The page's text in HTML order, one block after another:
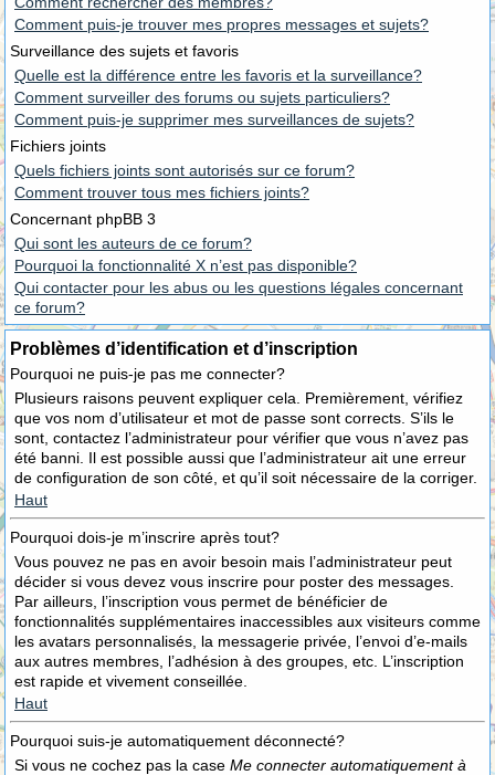
Comment puis-je trouver mes propres messages et sujets?
Surveillance des sujets et favoris
Quelle est la différence entre les favoris et la surveillance?
Comment surveiller des forums ou sujets particuliers?
Comment puis-je supprimer mes surveillances de sujets?
Fichiers joints
Quels fichiers joints sont autorisés sur ce forum?
Comment trouver tous mes fichiers joints?
Concernant phpBB 3
Qui sont les auteurs de ce forum?
Pourquoi la fonctionnalité X n’est pas disponible?
Qui contacter pour les abus ou les questions légales concernant
ce forum?
Problèmes d’identification et d’inscription
Pourquoi ne puis-je pas me connecter?
Plusieurs raisons peuvent expliquer cela. Premièrement, vérifiez
que vos nom d’utilisateur et mot de passe sont corrects. S’ils le
sont, contactez l’administrateur pour vérifier que vous n’avez pas
été banni. Il est possible aussi que l’administrateur ait une erreur
de configuration de son côté, et qu’il soit nécessaire de la corriger.
Haut
Pourquoi dois-je m’inscrire après tout?
Vous pouvez ne pas en avoir besoin mais l’administrateur peut
décider si vous devez vous inscrire pour poster des messages.
Par ailleurs, l’inscription vous permet de bénéficier de
fonctionnalités supplémentaires inaccessibles aux visiteurs comme
les avatars personnalisés, la messagerie privée, l’envoi d’e-mails
aux autres membres, l’adhésion à des groupes, etc. L’inscription
est rapide et vivement conseillée.
Haut
Pourquoi suis-je automatiquement déconnecté?
Si vous ne cochez pas la case Me connecter automatiquement à